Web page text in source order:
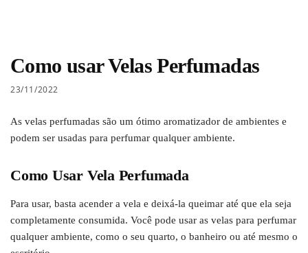
Como usar Velas Perfumadas
23/11/2022
As velas perfumadas são um ótimo aromatizador de ambientes e
podem ser usadas para perfumar qualquer ambiente.
Como Usar Vela Perfumada
Para usar, basta acender a vela e deixá-la queimar até que ela seja
completamente consumida. Você pode usar as velas para perfumar
qualquer ambiente, como o seu quarto, o banheiro ou até mesmo o